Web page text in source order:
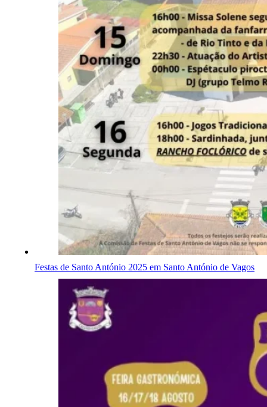
Festas de Santo António 2025 em Santo António de Vagos